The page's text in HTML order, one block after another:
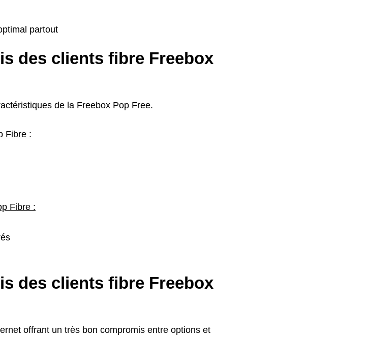
partout
des clients fibre Freebox
de la Freebox Pop Free.
Fibre :
Fibre :
des clients fibre Freebox
offrant un très bon compromis entre options et